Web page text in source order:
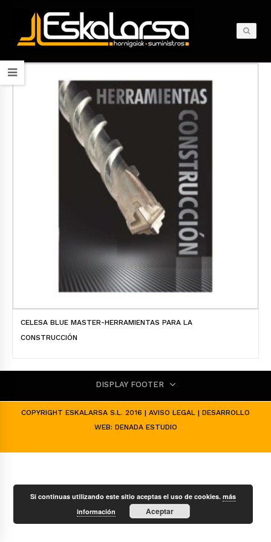
CELESA BLUE MASTER-HERRAMIENTAS PARA LA
CONSTRUCCIÓN
DISPLAY FOOTER
COPYRIGHT ESKALARSA S.L. 2016 | AVISO LEGAL | DESARROLLO
WEB: DENADA ESTUDIO
Si continuas utilizando este sitio aceptas el uso de cookies.más
información
Aceptar